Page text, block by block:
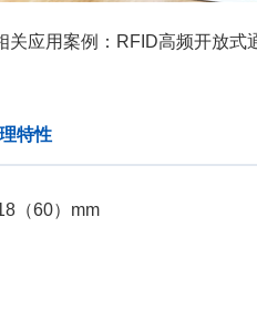
关应用案例：RFID高频开放式
特性
（60）mm